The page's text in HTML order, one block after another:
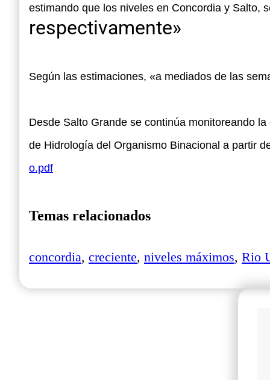
estimando que los niveles en Concordia y Salto,
respectivamente»
Según las estimaciones, «a mediados de las
Desde Salto Grande se continúa monitoreando
de Hidrología del Organismo Binacional a partir
o.pdf
Temas relacionados
concordia, creciente, niveles máximos, Rio